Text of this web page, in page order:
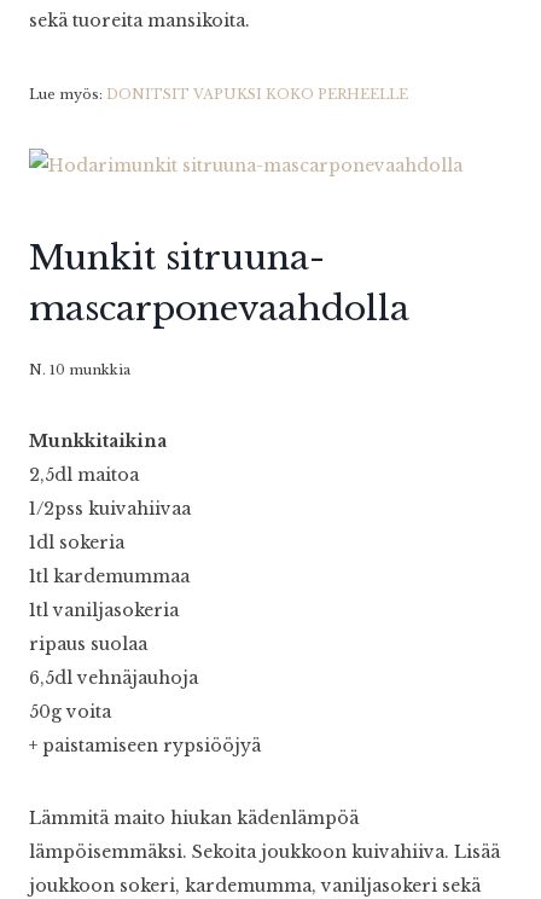
sekä tuoreita mansikoita.
Lue myös: DONITSIT VAPUKSI KOKO PERHEELLE
Munkit sitruuna-
mascarponevaahdolla
N. 10 munkkia
Munkkitaikina
2,5dl maitoa
1/2pss kuivahiivaa
1dl sokeria
1tl kardemummaa
1tl vaniljasokeria
ripaus suolaa
6,5dl vehnäjauhoja
50g voita
+ paistamiseen rypsiööjyä
Lämmitä maito hiukan kädenlämpöä
lämpöisemmäksi. Sekoita joukkoon kuivahiiva. Lisää
joukkoon sokeri, kardemumma, vaniljasokeri sekä